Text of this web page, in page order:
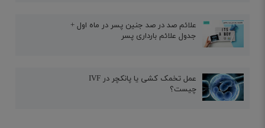
علائم صد در صد جنین پسر در ماه اول +
جدول علائم بارداری پسر
عمل تخمک کشی یا پانکچر در IVF
چیست؟